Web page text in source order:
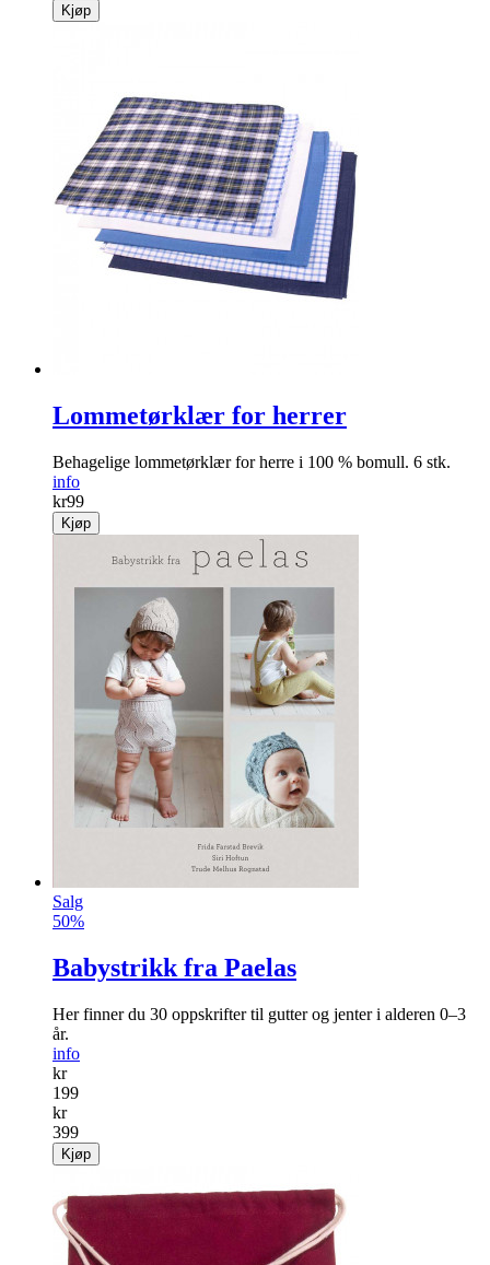
Kjøp
Lommetørklær for herrer
Behagelige lommetørklær for herre i 100 % bomull. 6 stk.
info
kr99
Kjøp
Salg
50%
Babystrikk fra Paelas
Her finner du 30 oppskrifter til gutter og jenter i alderen 0–3
år.
info
kr
199
kr
399
Kjøp